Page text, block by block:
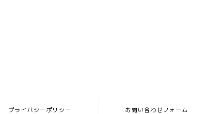
プライバシーポリシー お問い合わせフォーム